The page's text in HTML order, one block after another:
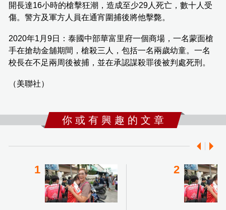
開長達16小時的槍擊狂潮，造成至少29人死亡，數十人受
傷。警方及軍方人員在通宵圍捕後將他擊斃。
2020年1月9日：泰國中部華富里府一個商場，一名蒙面槍
手在搶劫金舖期間，槍殺三人，包括一名兩歲幼童。一名
校長在不足兩周後被捕，並在承認謀殺罪後被判處死刑。
（美聯社）
你 或 有 興 趣 的 文 章